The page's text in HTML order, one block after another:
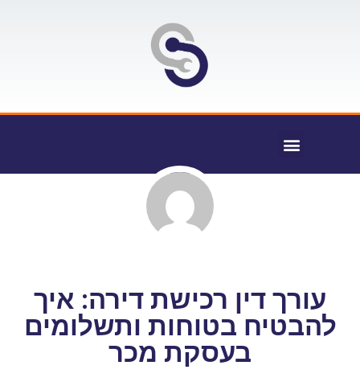
עורך דין רכישת דירה: איך
להבטיח בטוחות ותשלומים
בעסקת מכר